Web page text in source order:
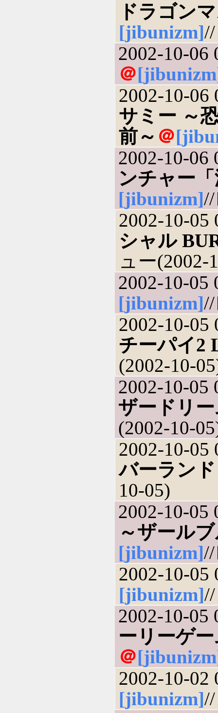
ドラゴン
[jibunizm]
2002-10-06
＠
2002-10-06
サミー ～
前～ ＠
2002-10-06
ンチャー
[jibunizm]
2002-10-05
シャル
ュー(2002-
2002-10-05
[jibunizm]
2002-10-05
チーパイ2
(2002-10-
2002-10-05
ザードリ
(2002-10-
2002-10-05
バーランド
10-05)
2002-10-05
～ザール
[jibunizm]
2002-10-05
[jibunizm]
2002-10-05
ーリーゲ
＠
2002-10-02
[jibunizm]